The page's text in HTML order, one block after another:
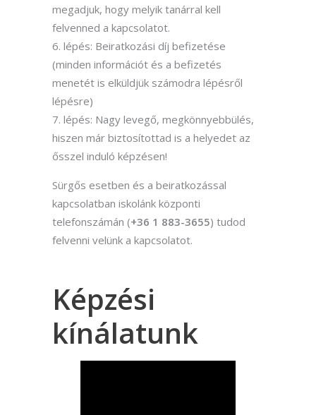
megadjuk, hogy melyik tanárral kell
felvenned a kapcsolatot.
lépés: Beiratkozási díj befizetése
(minden információt és a befizetés
menetét is elküldjük számodra lépésről
lépésre)
lépés: Nagy levegő, megkönnyebbülés,
hiszen már biztosítottad is a helyedet az
ősszel induló képzésen!
Sürgős esetben és a beiratkozással
kapcsolatban iskolánk központi
telefonszámán (+36 1 883-3655) tudod
felvenni velünk a kapcsolatot.
Képzési
kínálatunk